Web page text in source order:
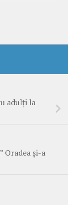
adulți la
Oradea și-a